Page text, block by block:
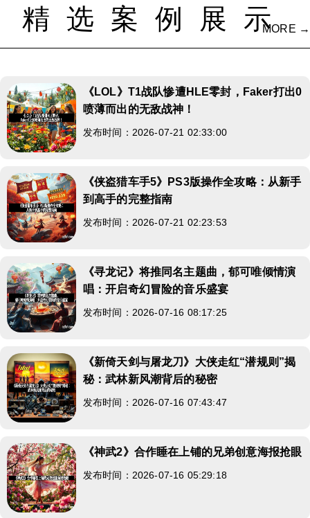
精选案例展示MORE →
《LOL》T1战队惨遭HLE零封，Faker打出0
喷薄而出的无敌战神！
发布时间：2026-07-21 02:33:00
《侠盗猎车手5》PS3版操作全攻略：从新手
到高手的完整指南
发布时间：2026-07-21 02:23:53
《寻龙记》将推同名主题曲，郁可唯倾情演
唱：开启奇幻冒险的音乐盛宴
发布时间：2026-07-16 08:17:25
《新倚天剑与屠龙刀》大侠走红“潜规则”揭
秘：武林新风潮背后的秘密
发布时间：2026-07-16 07:43:47
《神武2》合作睡在上铺的兄弟创意海报抢眼
发布时间：2026-07-16 05:29:18